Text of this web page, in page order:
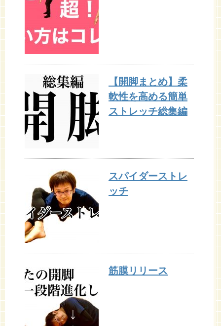
【開脚まとめ】柔
軟性を高める簡単
ストレッチ総集編
スパイダーストレ
ッチ
筋膜リリース